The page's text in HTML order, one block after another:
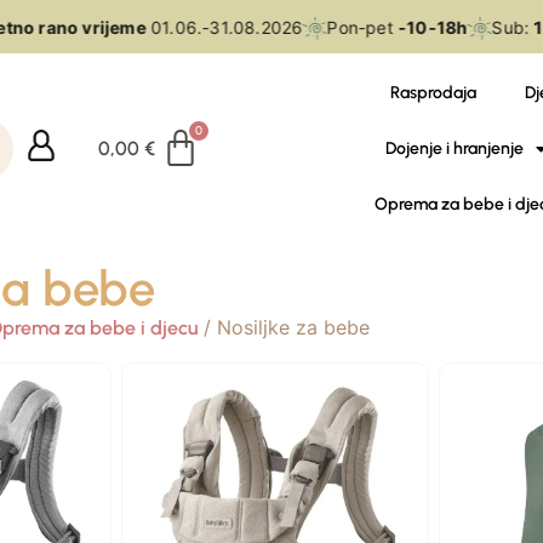
rano vrijeme01.06.-31.08.2026 Pon-pet-10-18h Sub:
0,00€
Rasprodaja
Dojenje i hranjenje
Oprema za bebe i
bebe
za bebe i djecu/ Nosiljke za bebe